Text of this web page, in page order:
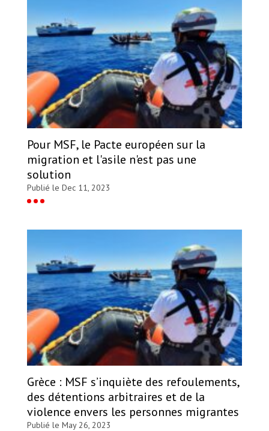
Pour MSF, le Pacte européen sur la
migration et l'asile n'est pas une
solution
Publié le Dec 11, 2023
Grèce : MSF s’inquiète des refoulements,
des détentions arbitraires et de la
violence envers les personnes migrantes
Publié le May 26, 2023